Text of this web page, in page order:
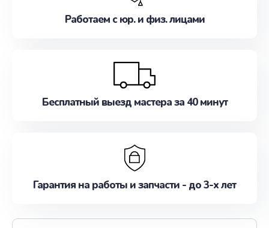
Работаем с юр. и физ. лицами
Бесплатный выезд мастера за 40 минут
Гарантия на работы и запчасти - до 3-х лет